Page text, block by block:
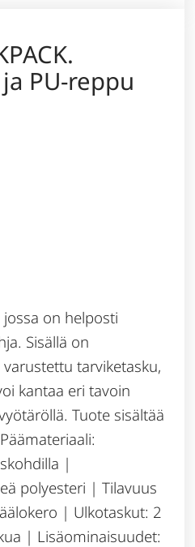
PU-reppu
on helposti
Sisällä on
tarviketasku,
kantaa eri tavoin
Tuote sisältää
|
polyesteri | Tilavuus
| Ulkotaskut: 2
| Lisäominaisuudet: